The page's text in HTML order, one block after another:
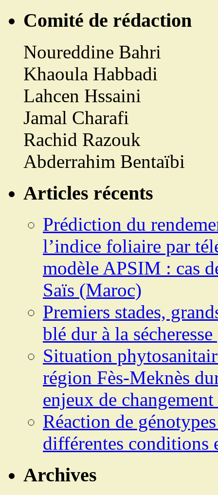
Comité de rédaction
Noureddine Bahri
Khaoula Habbadi
Lahcen Hssaini
Jamal Charafi
Rachid Razouk
Abderrahim Bentaïbi
Articles récents
Prédiction du
l’indice foliaire par
modèle APSIM : cas
Saïs (Maroc)
Premiers stades,
blé dur à la
Situation
région Fès-Meknès
enjeux de
Réaction de
différentes conditions
Archives